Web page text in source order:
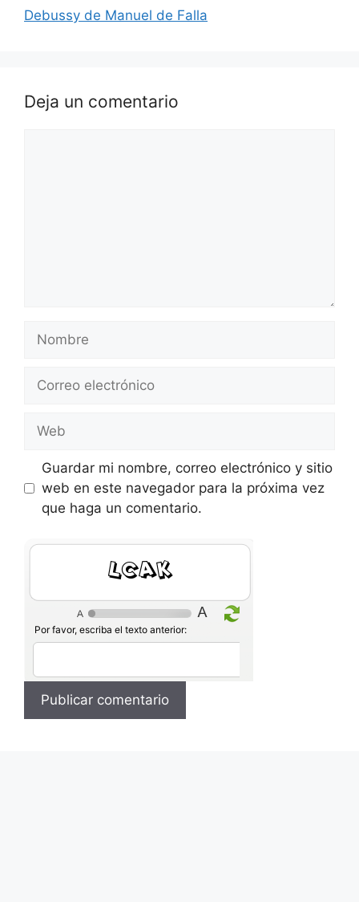
Debussy de Manuel de Falla
Deja un comentario
electrónico
Guardar mi nombre, correo electrónico y sitio
web en este navegador para la próxima vez
que haga un comentario.
SV1G
Por favor, escriba el texto anterior: